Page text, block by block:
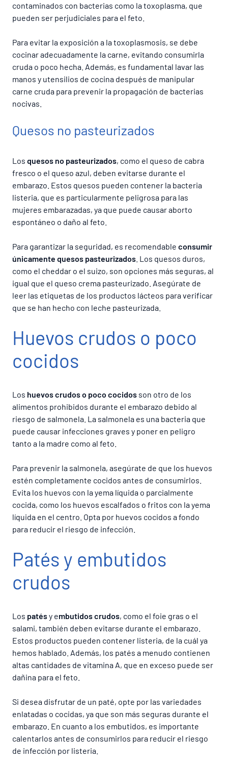
contaminados con bacterias como la toxoplasma, que
pueden ser perjudiciales para el feto.
Para evitar la exposición a la toxoplasmosis, se debe
cocinar adecuadamente la carne, evitando consumirla
cruda o poco hecha. Además, es fundamental lavar las
manos y utensilios de cocina después de manipular
carne cruda para prevenir la propagación de bacterias
nocivas.
Quesos no pasteurizados
Los quesos no pasteurizados, como el queso de cabra
fresco o el queso azul, deben evitarse durante el
embarazo. Estos quesos pueden contener la bacteria
listeria, que es particularmente peligrosa para las
mujeres embarazadas, ya que puede causar aborto
espontáneo o daño al feto.
Para garantizar la seguridad, es recomendable consumir
únicamente quesos pasteurizados . Los quesos duros,
como el cheddar o el suizo, son opciones más seguras, al
igual que el queso crema pasteurizado. Asegúrate de
leer las etiquetas de los productos lácteos para verificar
que se han hecho con leche pasteurizada.
Huevos crudos o poco
cocidos
Los huevos crudos o poco cocidos son otro de los
alimentos prohibidos durante el embarazo debido al
riesgo de salmonela. La salmonela es una bacteria que
puede causar infecciones graves y poner en peligro
tanto a la madre como al feto.
Para prevenir la salmonela, asegúrate de que los huevos
estén completamente cocidos antes de consumirlos.
Evita los huevos con la yema líquida o parcialmente
cocida, como los huevos escalfados o fritos con la yema
líquida en el centro. Opta por huevos cocidos a fondo
para reducir el riesgo de infección.
Patés y embutidos
crudos
Los patésy embutidos crudos, como el foie gras o el
salami, también deben evitarse durante el embarazo.
Estos productos pueden contener listeria, de la cuál ya
hemos hablado. Además, los patés a menudo contienen
altas cantidades de vitamina A, que en exceso puede ser
dañina para el feto.
Si desea disfrutar de un paté, opte por las variedades
enlatadas o cocidas, ya que son más seguras durante el
embarazo. En cuanto a los embutidos, es importante
calentarlos antes de consumirlos para reducir el riesgo
de infección por listeria.